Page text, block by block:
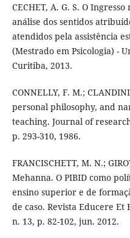
CECHET, A. G. S. O
análise dos sentidos
atendidos pela assistência
(Mestrado em Psicologia) -
Curitiba, 2013.
CONNELLY, F. M.;
personal philosophy, and
teaching. Journal of
p. 293-310, 1986.
FRANCISCHETT, M. N.;
Mehanna. O PIBID como
ensino superior e de
de caso. Revista Educere Et
n. 13, p. 82-102, jun. 2012.